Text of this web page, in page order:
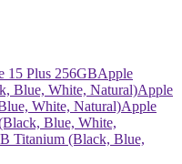
15 Plus 256GBApple
Blue, White, Natural)Apple
White, Natural)Apple
Blue, White,
Titanium (Black, Blue,